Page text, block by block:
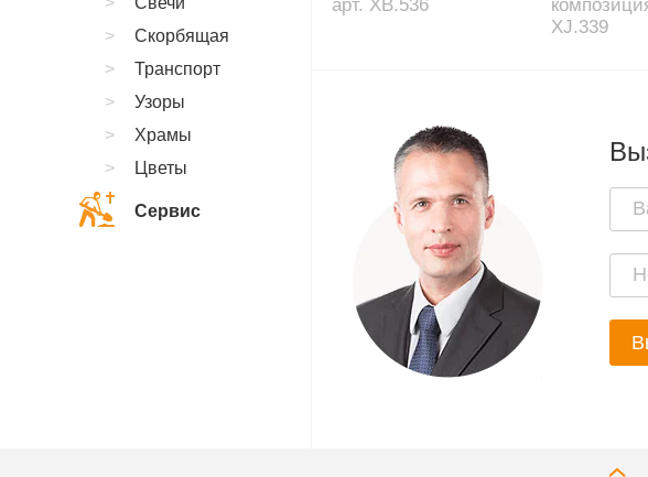
арт. XB.536
XJ.339
Скорбящая
Транспорт
Узоры
Храмы
Цветы
Сервис